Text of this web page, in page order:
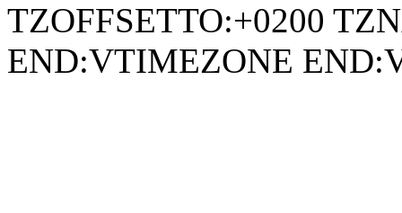
TZOFFSETTO:+0200
END:VTIMEZONE